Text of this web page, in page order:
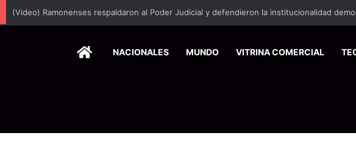
HOMENACIONALES MUNDO VITRINA COMERCIAL